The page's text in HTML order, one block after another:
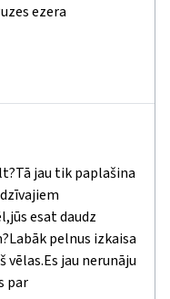
ezera
jau tik paplašina
esat daudz
pelnus izkaisa
vēlas.Es jau nerunāju
par